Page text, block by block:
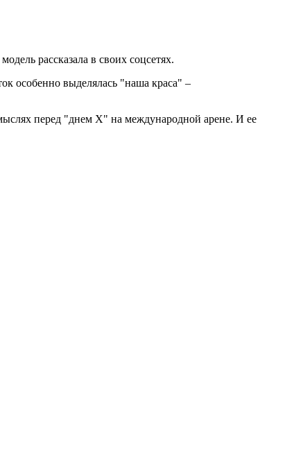
рассказала в своих соцсетях.
особенно выделялась "наша краса" –
перед "днем X" на международной арене. И ее